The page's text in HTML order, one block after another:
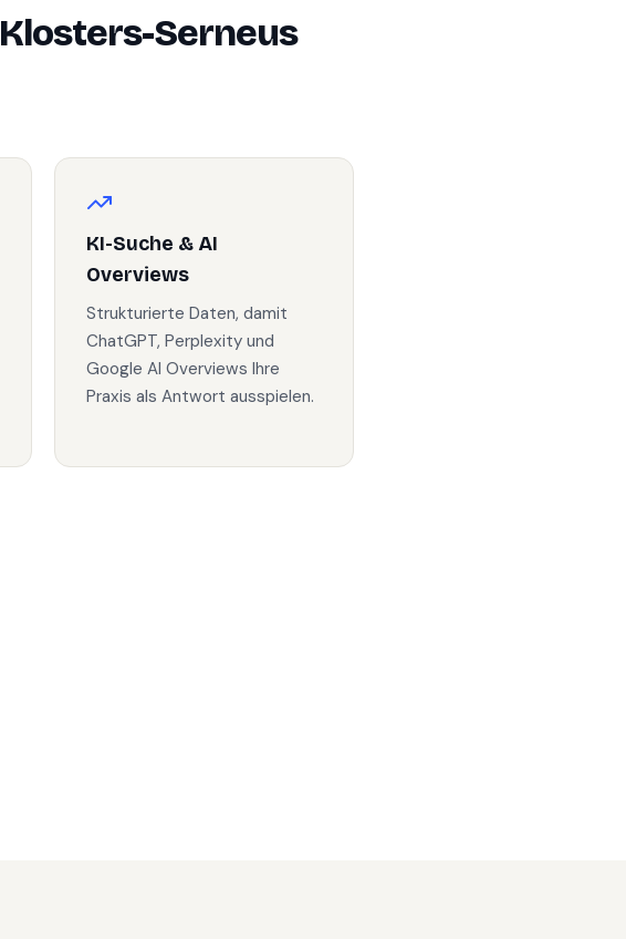
Klosters-Serneus
KI-Suche & AI
Overviews
Strukturierte Daten, damit
ChatGPT, Perplexity und
Google AI Overviews Ihre
Praxis als Antwort ausspielen.